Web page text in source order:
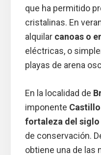
que ha permitido
cristalinas. En
alquilar canoas o
eléctricas, o
playas de arena
En la localidad de
imponente
fortaleza del siglo
de conservación.
obtiene una de las